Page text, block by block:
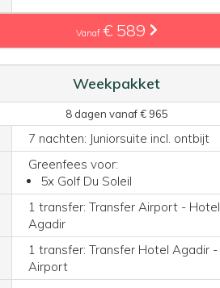
Vanaf € 589
Weekpakket
8 dagen vanaf € 965
7 nachten: Juniorsuite incl. ontbijt
Greenfees voor:
5x Golf Du Soleil
1 transfer: Transfer Airport - Hotel
Agadir
1 transfer: Transfer Hotel Agadir -
Airport